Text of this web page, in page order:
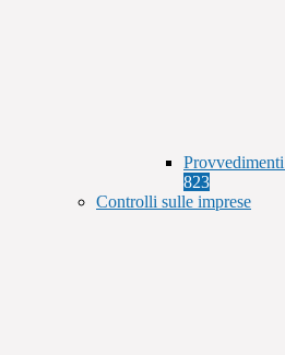
823
Controlli sulle imprese